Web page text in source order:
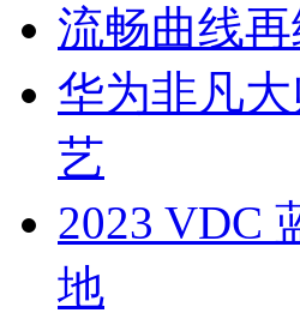
流畅曲线
华为非凡
艺
2023 VDC
地